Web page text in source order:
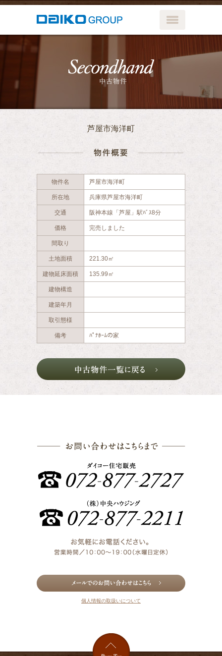
芦屋市海洋町
物件名 芦屋市海洋町
所在地 兵庫県芦屋市海洋町
交通 阪神本線「芦屋」駅ﾊﾞｽ8分
価格 完売しました
間取り
土地面積 221.30㎡
建物延床面積 135.99㎡
建物構造
建築年月
取引態様
備考 ﾊﾟﾅﾎｰﾑの家
お問い合わ
個人情報の取扱いについて